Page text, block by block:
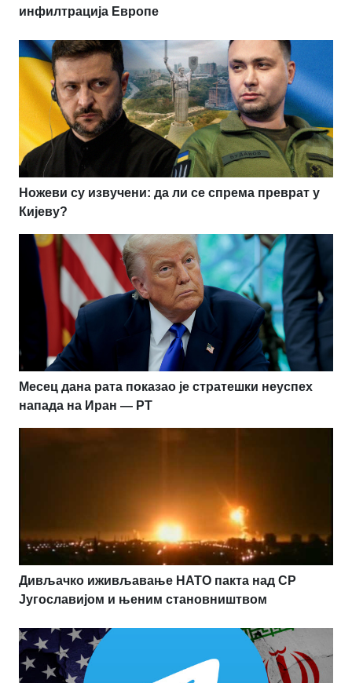
инфилтрација Европе
Ножеви су извучени: да ли се спрема преврат у
Кијеву?
Месец дана рата показао је стратешки неуспех
напада на Иран — РТ
Дивљачко иживљавање НАТО пакта над СР
Југославијом и њеним становништвом